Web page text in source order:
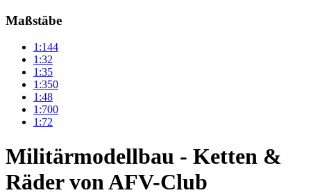
Maßstäbe
1:144
1:32
1:35
1:350
1:48
1:700
1:72
Militärmodellbau - Ketten &
Räder von AFV-Club